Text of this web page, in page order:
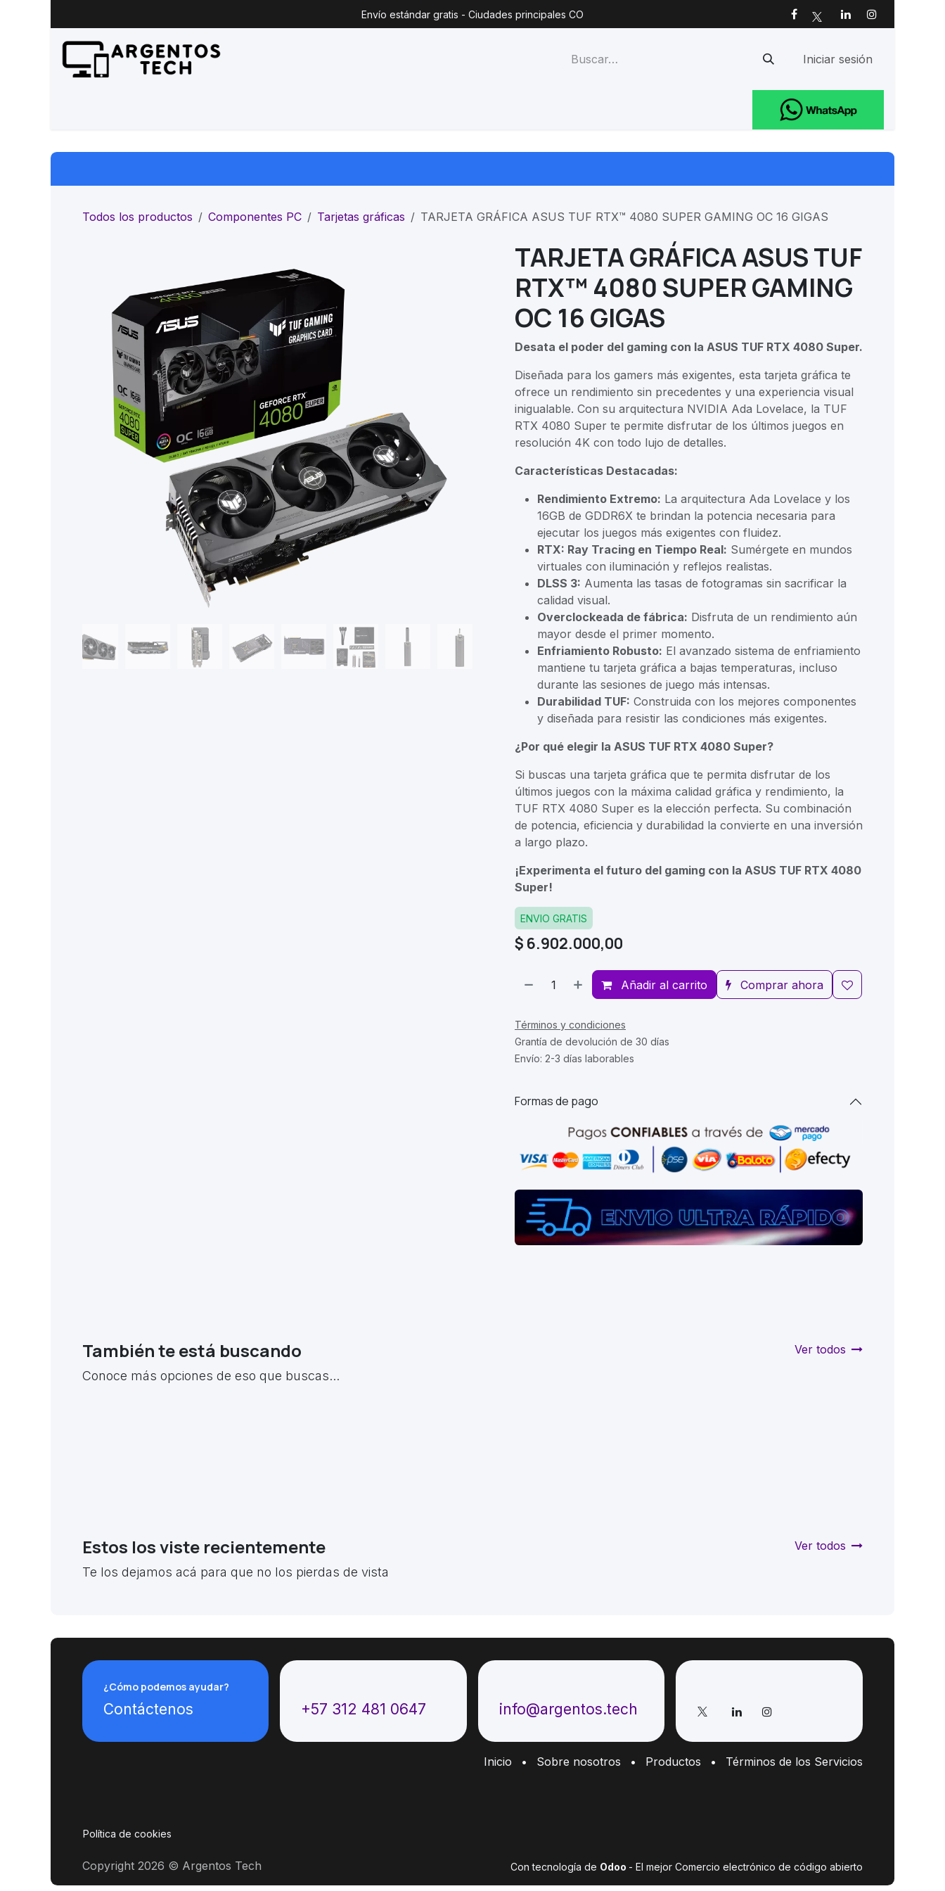
Envío estándar gratis - Ciudades principales CO
Iniciar sesión
Todos los productos Componentes PC Tarjetas gráficas TARJETA GRÁFICA ASUS TUF RTX™ 4080 SUPER GAMING OC 16 GIGAS
TARJETA GRÁFICA ASUS TUF
RTX™ 4080 SUPER GAMING
OC 16 GIGAS
Desata el poder del gaming con la ASUS TUF RTX 4080 Super.
Diseñada para los gamers más exigentes, esta tarjeta gráfica te
ofrece un rendimiento sin precedentes y una experiencia visual
inigualable. Con su arquitectura NVIDIA Ada Lovelace, la TUF
RTX 4080 Super te permite disfrutar de los últimos juegos en
resolución 4K con todo lujo de detalles.
Características Destacadas:
Rendimiento Extremo: La arquitectura Ada Lovelace y los
16GB de GDDR6X te brindan la potencia necesaria para
ejecutar los juegos más exigentes con fluidez.
RTX: Ray Tracing en Tiempo Real: Sumérgete en mundos
virtuales con iluminación y reflejos realistas.
DLSS 3: Aumenta las tasas de fotogramas sin sacrificar la
calidad visual.
Overclockeada de fábrica: Disfruta de un rendimiento aún
mayor desde el primer momento.
Enfriamiento Robusto: El avanzado sistema de enfriamiento
mantiene tu tarjeta gráfica a bajas temperaturas, incluso
durante las sesiones de juego más intensas.
Durabilidad TUF: Construida con los mejores componentes
y diseñada para resistir las condiciones más exigentes.
¿Por qué elegir la ASUS TUF RTX 4080 Super?
Si buscas una tarjeta gráfica que te permita disfrutar de los
últimos juegos con la máxima calidad gráfica y rendimiento, la
TUF RTX 4080 Super es la elección perfecta. Su combinación
de potencia, eficiencia y durabilidad la convierte en una inversión
a largo plazo.
¡Experimenta el futuro del gaming con la ASUS TUF RTX 4080
Super!
ENVIO GRATIS
$ 6.902.000,00
Añadir al carrito Comprar ahora
Términos y condiciones
Grantía de devolución de 30 días
Envío: 2-3 días laborables
Formas de pago
También te está buscando
Conoce más opciones de eso que buscas...
Ver todos
Estos los viste recientemente
Te los dejamos acá para que no los pierdas de vista
Ver todos
¿Cómo podemos ayudar?
Contáctenos +57 312 481 0647 info@argentos.tech
Inicio • Sobre nosotros • Productos • Términos de los Servicios
Política de cookies
Copyright 2026 © Argentos Tech Con tecnología de Odoo - El mejor Comercio electrónico de código abierto